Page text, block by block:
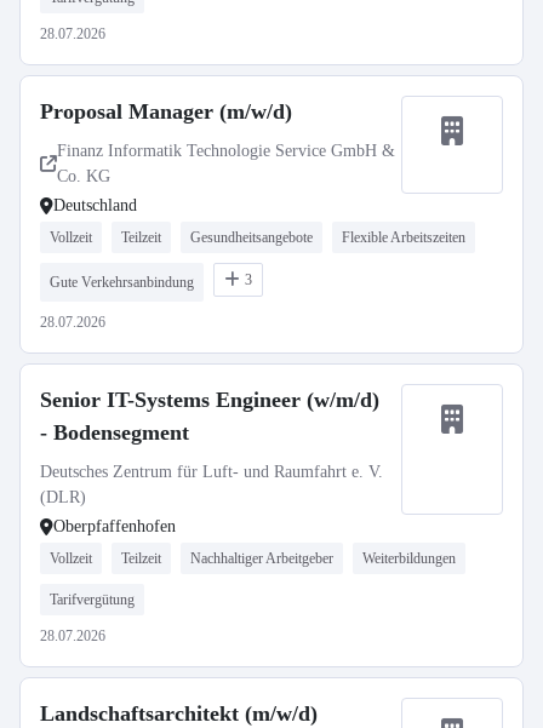
28.07.2026
Proposal Manager (m/w/d)
Finanz Informatik Technologie Service GmbH &
Co. KG
Deutschland
Vollzeit Teilzeit Gesundheitsangebote Flexible Arbeitszeiten
Gute Verkehrsanbindung 3
28.07.2026
Senior IT-Systems Engineer (w/m/d)
- Bodensegment
Deutsches Zentrum für Luft- und Raumfahrt e. V.
(DLR)
Oberpfaffenhofen
Vollzeit Teilzeit Nachhaltiger Arbeitgeber Weiterbildungen
Tarifvergütung
28.07.2026
Landschaftsarchitekt (m/w/d)